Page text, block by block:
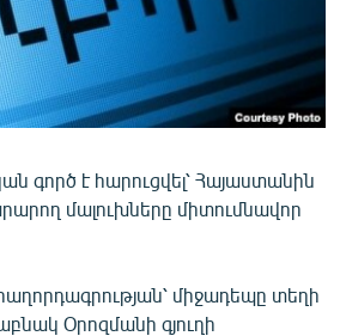
գործ է հարուցվել՝ Հայաստանին
մալուխները միտումնավոր
միջադեպը տեղի
Օրոզմանի գյուղի